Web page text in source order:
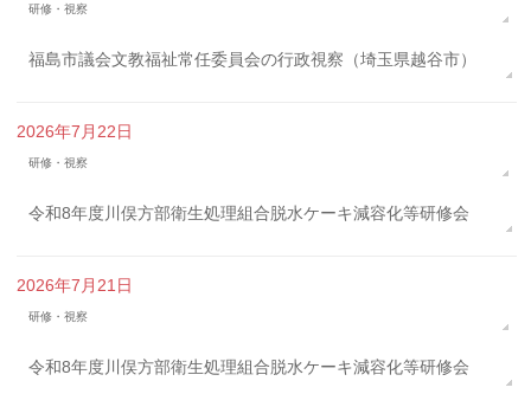
研修・視察
福島市議会文教福祉常任委員会の行政視察（埼玉県越谷市）
2026年7月22日
研修・視察
令和8年度川俣方部衛生処理組合脱水ケーキ減容化等研修会
2026年7月21日
研修・視察
令和8年度川俣方部衛生処理組合脱水ケーキ減容化等研修会